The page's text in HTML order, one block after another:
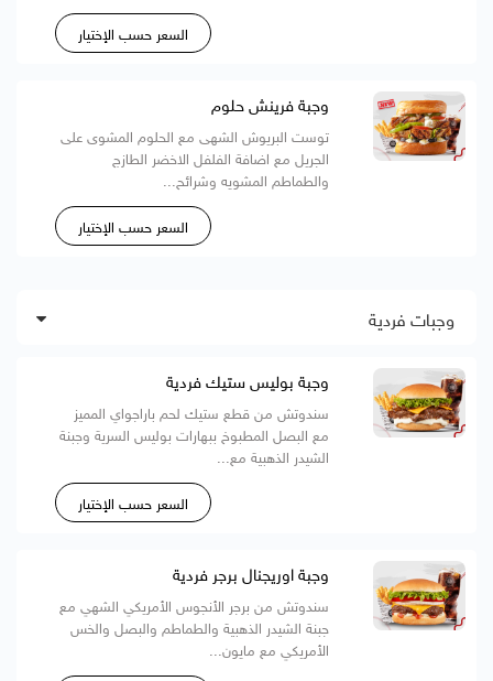
السعر حسب الإختيار
وجبة فرينش حلوم
توست البريوش الشهى مع الحلوم المشوى على
الجريل مع اضافة الفلفل الاخضر الطازج
والطماطم المشويه وشرائح...
السعر حسب الإختيار
وجبات فردية
وجبة بوليس ستيك فردية
سندوتش من قطع ستيك لحم باراجواي المميز
مع البصل المطبوخ ببهارات بوليس السرية وجبنة
الشيدر الذهبية مع...
السعر حسب الإختيار
وجبة اوريجنال برجر فردية
سندوتش من برجر الأنجوس الأمريكي الشهي مع
جبنة الشيدر الذهبية والطماطم والبصل والخس
الأمريكي مع مايون...